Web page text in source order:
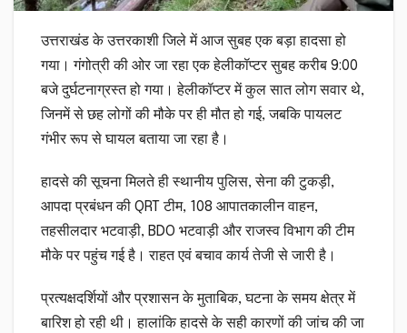
उत्तराखंड के उत्तरकाशी जिले में आज सुबह एक बड़ा हादसा हो
गया। गंगोत्री की ओर जा रहा एक हेलीकॉप्टर सुबह करीब 9:00
बजे दुर्घटनाग्रस्त हो गया। हेलीकॉप्टर में कुल सात लोग सवार थे,
जिनमें से छह लोगों की मौके पर ही मौत हो गई, जबकि पायलट
गंभीर रूप से घायल बताया जा रहा है।
हादसे की सूचना मिलते ही स्थानीय पुलिस, सेना की टुकड़ी,
आपदा प्रबंधन की QRT टीम, 108 आपातकालीन वाहन,
तहसीलदार भटवाड़ी, BDO भटवाड़ी और राजस्व विभाग की टीम
मौके पर पहुंच गई है। राहत एवं बचाव कार्य तेजी से जारी है।
प्रत्यक्षदर्शियों और प्रशासन के मुताबिक, घटना के समय क्षेत्र में
बारिश हो रही थी। हालांकि हादसे के सही कारणों की जांच की जा